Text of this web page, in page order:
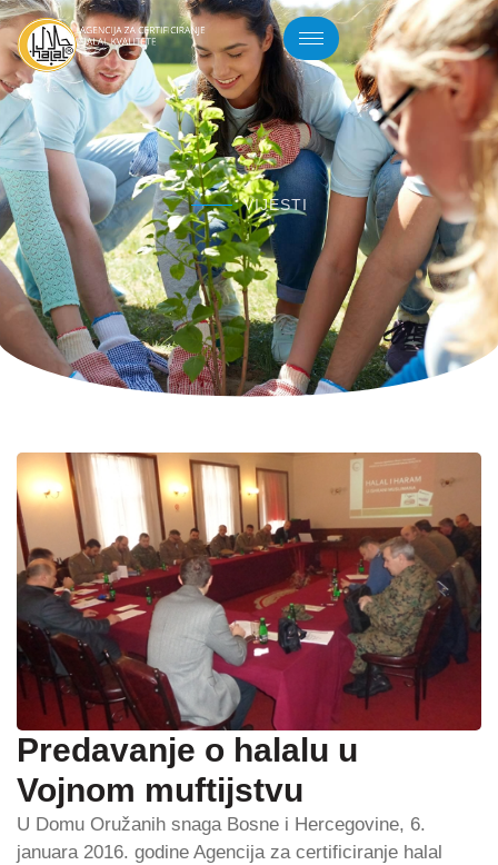
VIJESTI
Predavanje o halalu u
Vojnom muftijstvu
U Domu Oružanih snaga Bosne i Hercegovine, 6.
januara 2016. godine Agencija za certificiranje halal